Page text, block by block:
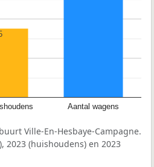
Aantal wagens
Ville-En-Hesbaye-Campagne.
2023 (huishoudens) en 2023